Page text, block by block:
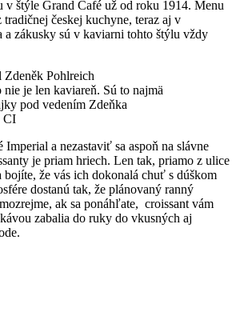
v štýle Grand Café už od roku 1914. Menu
tradičnej českej kuchyne, teraz aj v
a zákusky sú v kaviarni tohto štýlu vždy
je len kaviareň. Sú to najmä
pod vedením Zdeňka
CI
a nezastaviť sa aspoň na slávne
je priam hriech. Len tak, priamo z ulice
bojíte, že vás ich dokonalá chuť s dúškom
dostanú tak, že plánovaný ranný
ak sa ponáhľate, croissant vám
zabalia do ruky do vkusných aj